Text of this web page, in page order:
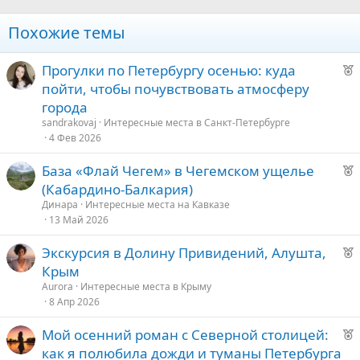
Похожие темы
Р
е
н
Прогулки по Петербургу осенью: куда
пойти, чтобы почувствовать атмосферу
города
sandrakovaj
Интересные места в Санкт-Петербурге
4 Фев 2026
Р
е
е
База «Флай Чегем» в Чегемском ущелье
(Кабардино-Балкария)
Динара
Интересные места на Кавказе
13 Май 2026
Р
е
Экскурсия в Долину Привидений, Алушта,
Крым
Aurora
Интересные места в Крыму
8 Апр 2026
Р
Мой осенний роман с Северной столицей:
как я полюбила дожди и туманы Петербурга